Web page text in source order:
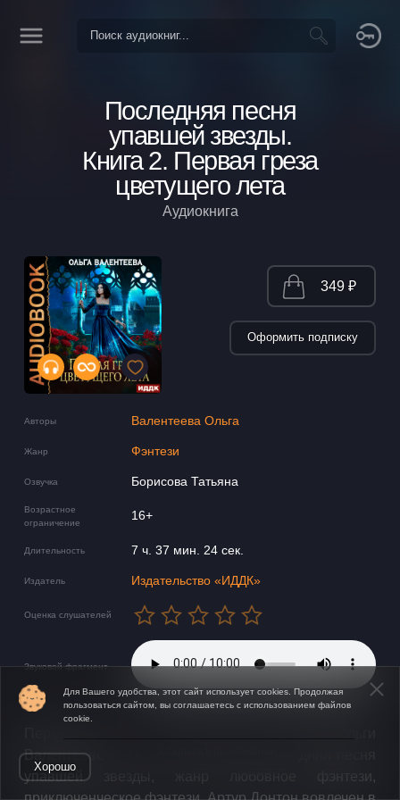
Последняя песня
упавшей звезды.
Книга 2. Первая греза
цветущего лета
Аудиокнига
Авторы Валентеева Ольга
Жанр Фэнтези
Озвучка Борисова Татьяна
Возрастное
ограничение
16+
Длительность 7 ч. 37 мин. 24 сек.
Издатель Издательство «ИДДК»
Оценка слушателей
Звуковой фрагмент
349 ₽
Оформить подписку
Валентеевой, вторая книга цикла Последняя песня
упавшей звезды, жанр любовное фэнтези,
Для Вашего удобства, этот сайт использует cookies. Продолжая
пользоваться сайтом, вы соглашаетесь с использованием файлов
cookie.
Хорошо